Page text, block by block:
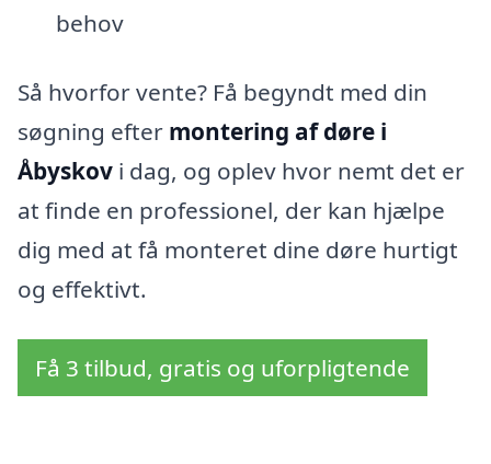
behov
Så hvorfor vente? Få begyndt med din
søgning efter montering af døre i
Åbyskov i dag, og oplev hvor nemt det er
at finde en professionel, der kan hjælpe
dig med at få monteret dine døre hurtigt
og effektivt.
Få 3 tilbud, gratis og uforpligtende